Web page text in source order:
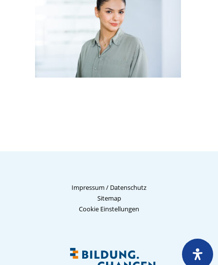
Impressum / Datenschutz
Sitemap
Cookie Einstellungen